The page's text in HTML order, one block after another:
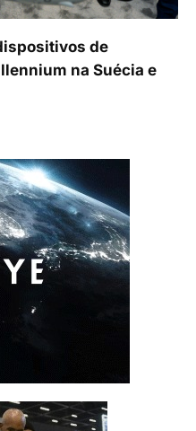
de
na Suécia e